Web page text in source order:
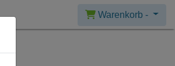
Warenkorb -